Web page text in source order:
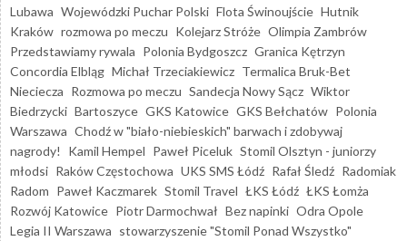
Lubawa Wojewódzki Puchar Polski Flota Świnoujście Hutnik
Kraków rozmowa po meczu Kolejarz Stróże Olimpia Zambrów
Przedstawiamy rywala Polonia Bydgoszcz Granica Kętrzyn
Concordia Elbląg Michał Trzeciakiewicz Termalica Bruk-Bet
Nieciecza Rozmowa po meczu Sandecja Nowy Sącz Wiktor
Biedrzycki Bartoszyce GKS Katowice GKS Bełchatów Polonia
Warszawa Chodź w "biało-niebieskich" barwach i zdobywaj
nagrody!
Kamil Hempel Paweł Piceluk Stomil Olsztyn - juniorzy
młodsi Raków Częstochowa UKS SMS Łódź Rafał Śledź Radomiak
Radom Paweł Kaczmarek Stomil Travel ŁKS Łódź ŁKS Łomża
Rozwój Katowice Piotr Darmochwał Bez napinki Odra Opole
Legia II Warszawa stowarzyszenie "Stomil Ponad Wszystko"